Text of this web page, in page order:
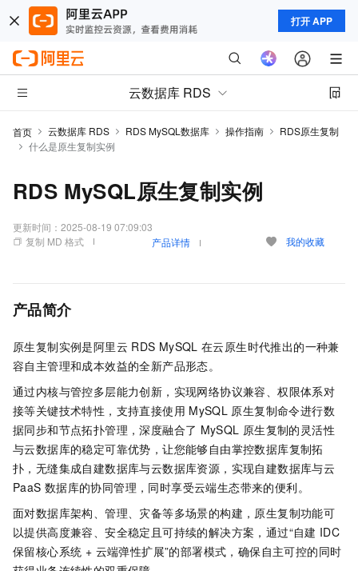
打开 APP
云数据库 RDS
首页 云数据库 RDS RDS MySQL数据库 操作指南
RDS原生复制
什么是原生复制实例
RDS MySQL原生复制实例
更新时间： 2025-08-19 07:09:03
复制 MD 格式
产品详情 我的收藏
产品简介
原生复制实例是阿里云 RDS MySQL 在云原生时代推出的一种兼
容自主管理和成本效益的全新产品形态。
通过内核与管控多层能力创新，实现网络协议兼容、权限体系对
接等关键技术特性，支持直接使用 MySQL 原生复制命令进行数
据同步和节点拓扑管理，深度融合了 MySQL 原生复制的灵活性
与云数据库的稳定可靠优势，让您能够自由掌控数据库复制拓
扑，无缝集成自建数据库与云数据库资源，实现自建数据库与云
PaaS 数据库的协同管理，同时享受云端生态带来的便利。
面对数据库架构、管理、灾备等多场景的构建，原生复制功能可
以提供高度兼容、安全稳定且可持续的解决方案，通过“自建 IDC
保留核心系统 + 云端弹性扩展”的部署模式，确保自主可控的同时